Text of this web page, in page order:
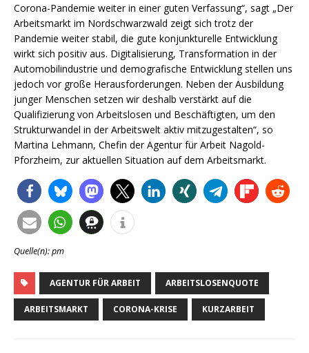
Corona-Pandemie weiter in einer guten Verfassung“, sagt „Der
Arbeitsmarkt im Nordschwarzwald zeigt sich trotz der
Pandemie weiter stabil, die gute konjunkturelle Entwicklung
wirkt sich positiv aus. Digitalisierung, Transformation in der
Automobilindustrie und demografische Entwicklung stellen uns
jedoch vor große Herausforderungen. Neben der Ausbildung
junger Menschen setzen wir deshalb verstärkt auf die
Qualifizierung von Arbeitslosen und Beschäftigten, um den
Strukturwandel in der Arbeitswelt aktiv mitzugestalten“, so
Martina Lehmann, Chefin der Agentur für Arbeit Nagold-
Pforzheim, zur aktuellen Situation auf dem Arbeitsmarkt.
Quelle(n): pm
AGENTUR FÜR ARBEIT ARBEITSLOSENQUOTE
ARBEITSMARKT CORONA-KRISE KURZARBEIT